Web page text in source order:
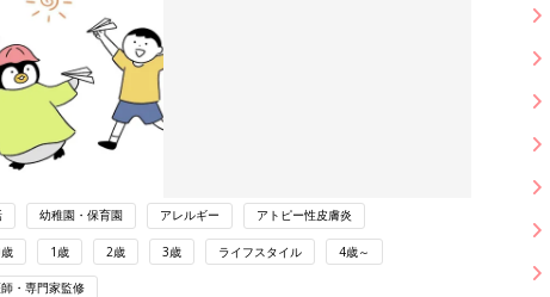
幼稚園・保育園 アレルギー アトピー性皮膚炎
1歳 2歳 3歳 ライフスタイル 4歳～
・専門家監修